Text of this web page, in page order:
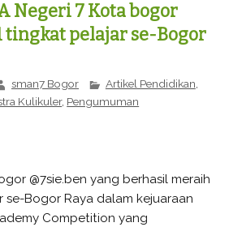
Negeri 7 Kota bogor
tingkat pelajar se-Bogor
sman7 Bogor Artikel Pendidikan
Kulikuler, Pengumuman
@7sie.ben yang berhasil meraih
se-Bogor Raya dalam kejuaraan
Competition yang